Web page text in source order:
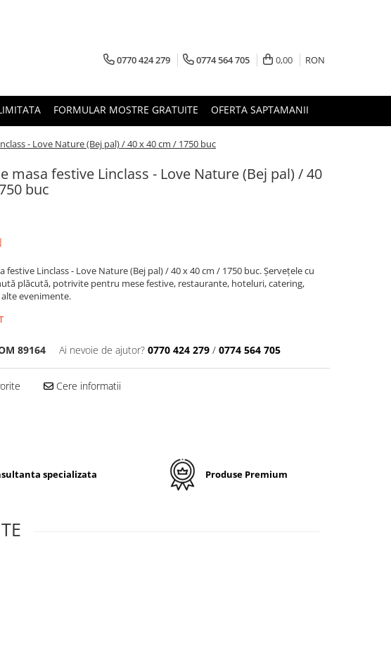
0770 424 279 0774 564 705 0,00 RON
FORMULAR MOSTRE GRATUITE OFERTA SAPTAMANII
- Love Nature (Bej pal) / 40 x 40 cm / 1750 buc
masa festive Linclass - Love Nature (Bej pal) / 40
buc
festive Linclass - Love Nature (Bej pal) / 40 x 40 cm / 1750 buc. Șervețele cu
plăcută, potrivite pentru mese festive, restaurante, hoteluri, catering,
evenimente.
89164 Ai nevoie de ajutor? 0770 424 279 / 0774 564 705
Cere informatii
specializata Produse Premium